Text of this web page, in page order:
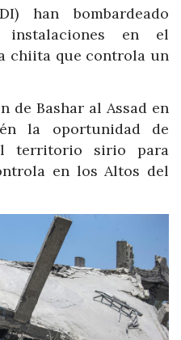
han bombardeado
instalaciones en el
chiita que controla un
de Bashar al Assad en
la oportunidad de
territorio sirio para
en los Altos del